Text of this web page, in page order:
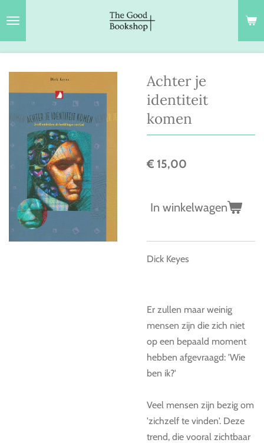
hoofdinhoud
Achter je
identiteit
komen
€ 15,00
In winkelwagen
Dick Keyes
Er zullen maar weinig
mensen zijn die zich niet
op een bepaald moment
hebben afgevraagd: 'Wie
ben ik?'
Veel mensen zijn bezig om
'zichzelf te vinden'. Deze
trend, die vooral zichtbaar